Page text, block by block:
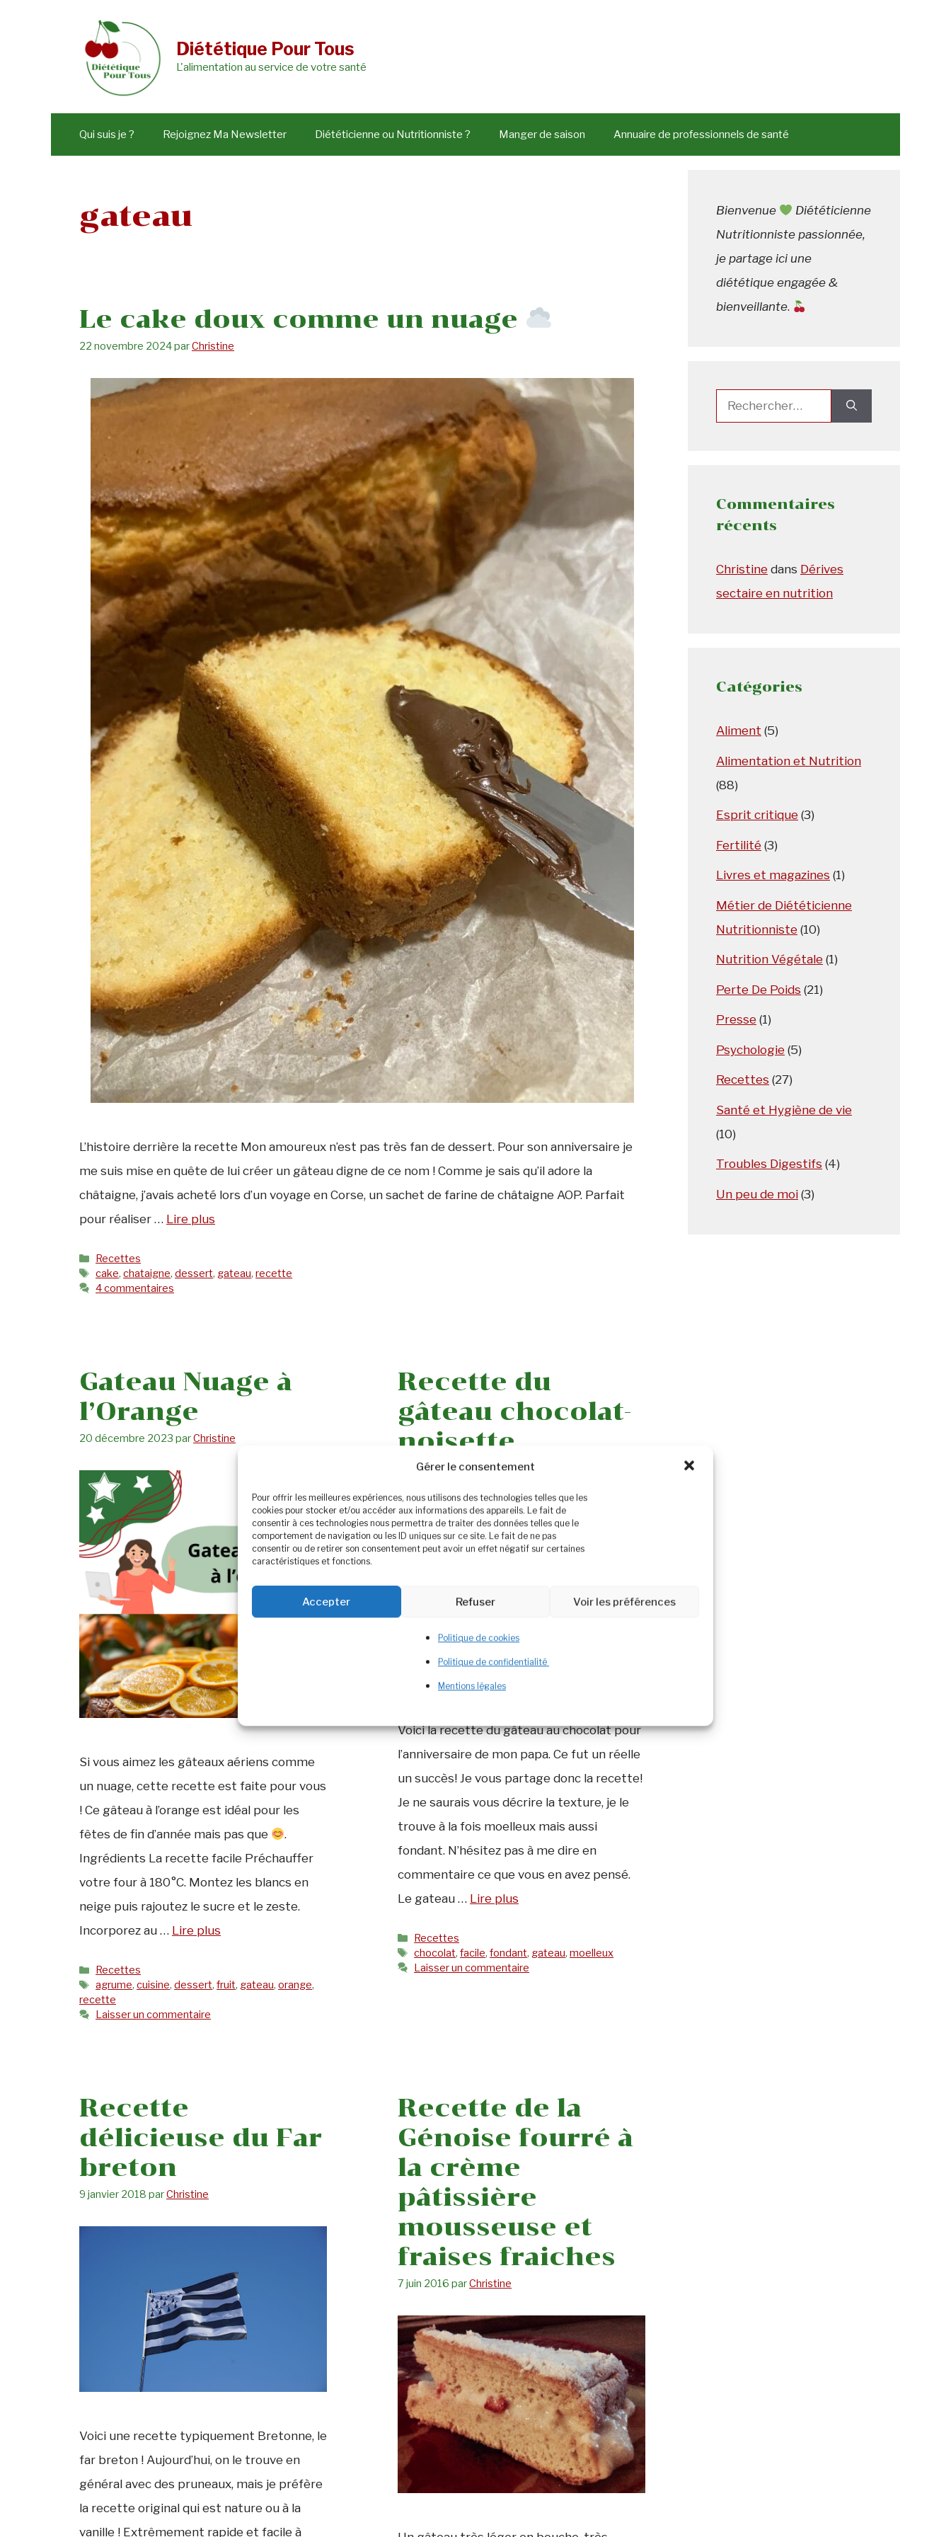
Gérer le consentement
Pour offrir les meilleures expériences, nous utilisons des technologies telles que les
cookies pour stocker et/ou accéder aux informations des appareils. Le fait de
consentir à ces technologies nous permettra de traiter des données telles que le
comportement de navigation ou les ID uniques sur ce site. Le fait de ne pas
consentir ou de retirer son consentement peut avoir un effet négatif sur certaines
caractéristiques et fonctions.
Accepter Refuser Voir les préférences
Politique de cookies
Politique de confidentialité
Mentions légales
Diététique Pour Tous
L'alimentation au service de votre santé
Qui suis je ? Rejoignez Ma Newsletter Diététicienne ou Nutritionniste ? Manger de saison Annuaire de professionnels de santé
gateau
Le cake doux comme un nuage
22 novembre 2024parChristine
L’histoire derrière la recette Mon amoureux n’est pas très fan de dessert. Pour son anniversaire je
me suis mise en quête de lui créer un gâteau digne de ce nom ! Comme je sais qu’il adore la
châtaigne, j’avais acheté lors d’un voyage en Corse, un sachet de farine de châtaigne AOP. Parfait
pour réaliser … Lire plus
Catégories
Recettes
Étiquettes
cake,chataigne,dessert, gateau,recette
4 commentaires
Gateau Nuage à
l’Orange
20 décembre 2023 parChristine
Si vous aimez les gâteaux aériens comme
un nuage, cette recette est faite pour vous
! Ce gâteau à l’orange est idéal pour les
fêtes de fin d’année mais pas que
.
Ingrédients La recette facile Préchauffer
votre four à 180°C. Montez les blancs en
neige puis rajoutez le sucre et le zeste.
Incorporez au … Lire plus
Catégories
Recettes
Étiquettes
agrume,cuisine,dessert,fruit, gateau,orange,
recette
Laisser un commentaire
Recette du
gâteau chocolat-
noisette
12 mars 2018 parChristine
Voici la recette du gâteau au chocolat pour
l’anniversaire de mon papa. Ce fut un réelle
un succès! Je vous partage donc la recette!
Je ne saurais vous décrire la texture, je le
trouve à la fois moelleux mais aussi
fondant. N’hésitez pas à me dire en
commentaire ce que vous en avez pensé.
Le gateau … Lire plus
Catégories
Recettes
Étiquettes
chocolat,facile,fondant, gateau,moelleux
Laisser un commentaire
Recette
délicieuse du Far
breton
9 janvier 2018 parChristine
Voici une recette typiquement Bretonne, le
far breton ! Aujourd’hui, on le trouve en
général avec des pruneaux, mais je préfère
la recette original qui est nature ou à la
vanille ! Extrêmement rapide et facile à
Recette de la
Génoise fourré à
la crème
pâtissière
mousseuse et
fraises fraiches
7 juin 2016 parChristine
Bienvenue
Diététicienne
Nutritionniste passionnée,
je partage ici une
diététique engagée &
bienveillante.
Rechercher :
Commentaires
récents
Christine dans Dérives
sectaire en nutrition
Catégories
Aliment (5)
Alimentation et Nutrition
(88)
Esprit critique (3)
Fertilité (3)
Livres et magazines (1)
Métier de Diététicienne
Nutritionniste (10)
Nutrition Végétale (1)
Perte De Poids (21)
Presse (1)
Psychologie (5)
Recettes (27)
Santé et Hygiène de vie
(10)
Troubles Digestifs (4)
Un peu de moi (3)